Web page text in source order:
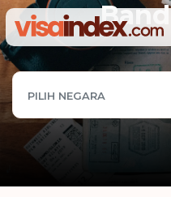
PILIH NEGARA